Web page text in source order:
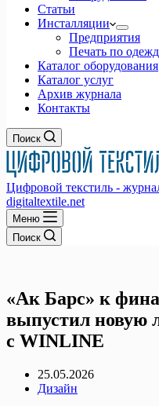
Статьи
Инсталляции
Предприятия
Печать по
Каталог оборудования
Каталог услуг
Архив журнала
Контакты
Поиск
Цифровой текстиль -
digitaltextile.net
Меню
Поиск
«Ак Барс» к
выпустил новую
с WINLINE
25.05.2026
Дизайн